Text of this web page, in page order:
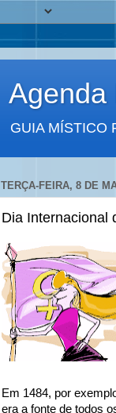
Agenda
GUIA MÍSTICO
TERÇA-FEIRA, 8 DE
Dia Internacional
Em 1484, por
era a fonte de todos